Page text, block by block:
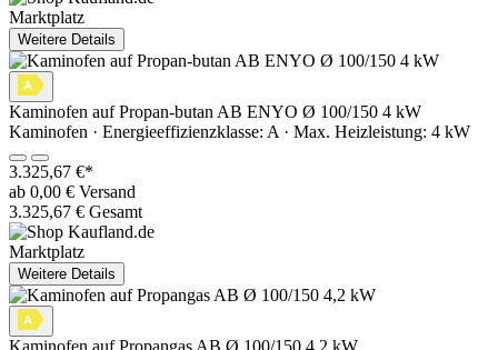
Marktplatz
Weitere Details
Kaminofen auf Propan-butan AB ENYO Ø 100/150 4 kW
Kaminofen · Energieeffizienzklasse: A · Max. Heizleistung: 4 kW
3.325,67 €*
ab 0,00 € Versand
3.325,67 € Gesamt
Marktplatz
Weitere Details